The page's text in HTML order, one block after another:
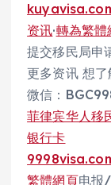
资讯·轉為繁體
提交移民局申
更多资讯 想了
微信：
菲律宾华人移
银行卡
繁體網頁电报